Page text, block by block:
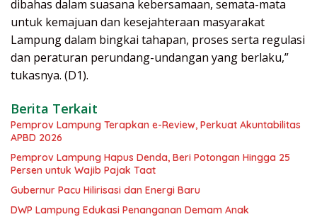
dibahas dalam suasana kebersamaan, semata-mata
untuk kemajuan dan kesejahteraan masyarakat
Lampung dalam bingkai tahapan, proses serta regulasi
dan peraturan perundang-undangan yang berlaku,”
tukasnya. (D1).
Berita Terkait
Pemprov Lampung Terapkan e-Review, Perkuat Akuntabilitas
APBD 2026
Pemprov Lampung Hapus Denda, Beri Potongan Hingga 25
Persen untuk Wajib Pajak Taat
Gubernur Pacu Hilirisasi dan Energi Baru
DWP Lampung Edukasi Penanganan Demam Anak